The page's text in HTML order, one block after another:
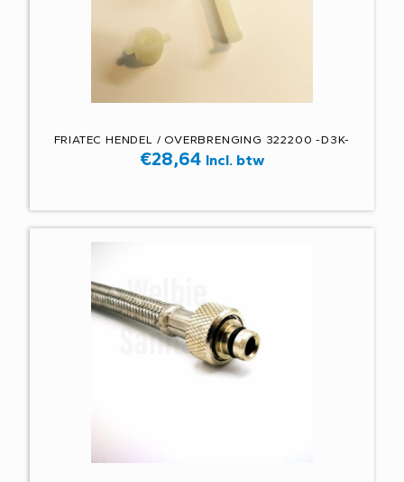
FRIATEC HENDEL / OVERBRENGING 322200 -D3K-
€28,64 Incl. btw